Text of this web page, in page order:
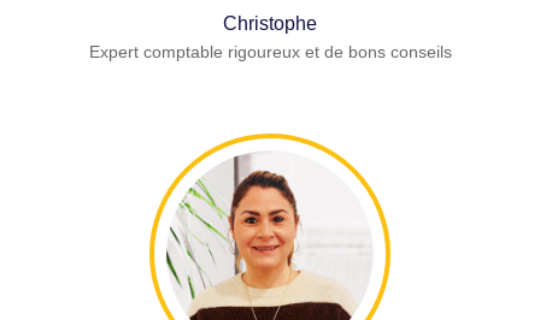
Christophe
Expert comptable rigoureux et de bons conseils